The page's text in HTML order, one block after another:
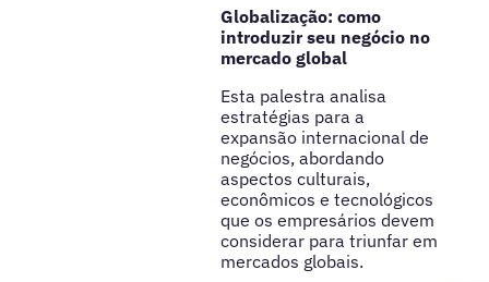
Globalização: como
introduzir seu negócio no
mercado global
Esta palestra analisa
estratégias para a
expansão internacional de
negócios, abordando
aspectos culturais,
econômicos e tecnológicos
que os empresários devem
considerar para triunfar em
mercados globais.